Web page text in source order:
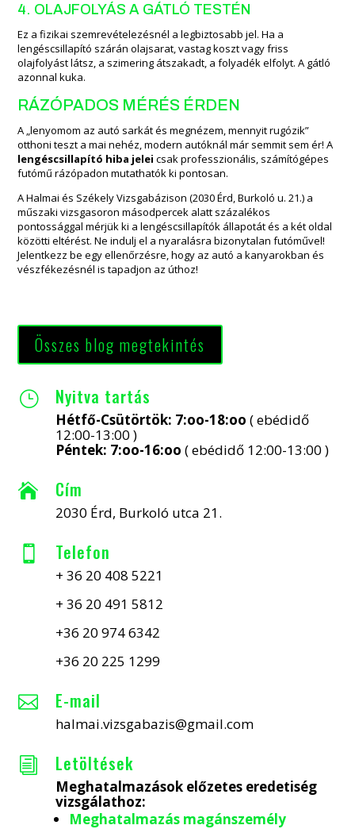
4. OLAJFOLYÁS A GÁTLÓ TESTÉN
Ez a fizikai szemrevételezésnél a legbiztosabb jel. Ha a
lengéscsillapító szárán olajsarat, vastag koszt vagy friss
olajfolyást látsz, a szimering átszakadt, a folyadék elfolyt. A gátló
azonnal kuka.
RÁZÓPADOS MÉRÉS ÉRDEN
A „lenyomom az autó sarkát és megnézem, mennyit rugózik”
otthoni teszt a mai nehéz, modern autóknál már semmit sem ér! A
lengéscsillapító hiba jelei csak professzionális, számítógépes
futómű rázópadon mutathatók ki pontosan.
A Halmai és Székely Vizsgabázison (2030 Érd, Burkoló u. 21.) a
műszaki vizsgasoron másodpercek alatt százalékos
pontossággal mérjük ki a lengéscsillapítók állapotát és a két oldal
közötti eltérést. Ne indulj el a nyaralásra bizonytalan futóművel!
Jelentkezz be egy ellenőrzésre, hogy az autó a kanyarokban és
vészfékezésnél is tapadjon az úthoz!
Összes blog megtekintés
} Nyitva tartás
Hétfő-Csütörtök: 7:oo-18:oo ( ebédidő
12:00-13:00 )
Péntek: 7:oo-16:oo ( ebédidő 12:00-13:00 )
 Cím
2030 Érd, Burkoló utca 21.
 Telefon
+ 36 20 408 5221
+ 36 20 491 5812
+36 20 974 6342
+36 20 225 1299
 E-mail
halmai.vizsgabazis@gmail.com
i Letöltések
Meghatalmazások előzetes eredetiség
vizsgálathoz:
Meghatalmazás magánszemély